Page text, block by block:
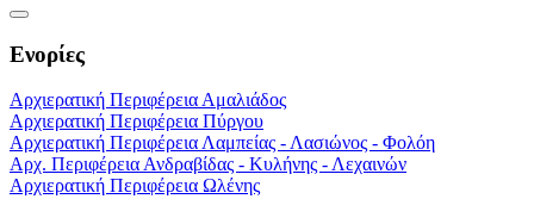
Ενορίες
Αρχιερατική Περιφέρεια Αμαλιάδος
Αρχιερατική Περιφέρεια Πύργου
Αρχιερατική Περιφέρεια Λαμπείας - Λασιώνος - Φολόη
Αρχ. Περιφέρεια Ανδραβίδας - Κυλήνης - Λεχαινών
Αρχιερατική Περιφέρεια Ωλένης